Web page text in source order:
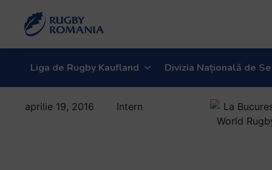
Liga de Rugby Kaufland Divizia Națională de
aprilie 19, 2016 Intern